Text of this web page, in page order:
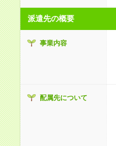
派遣先の概要
事業内容
配属先について